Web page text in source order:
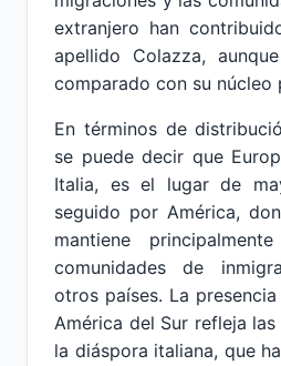
extranjero han
apellido Colazza,
comparado con su núcleo
En términos de
se puede decir que
Italia, es el lugar de
seguido por América,
mantiene
comunidades de
otros países. La
América del Sur refleja
la diáspora italiana, que